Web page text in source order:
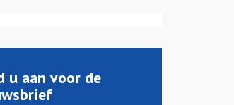
u aan voor de